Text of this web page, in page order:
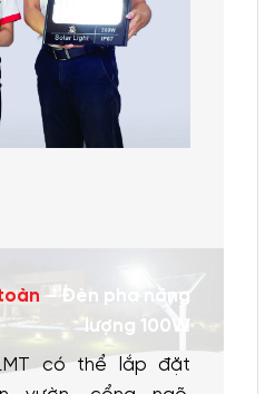
– Đèn pha năng
lượng 100W
có thể lắp đặt